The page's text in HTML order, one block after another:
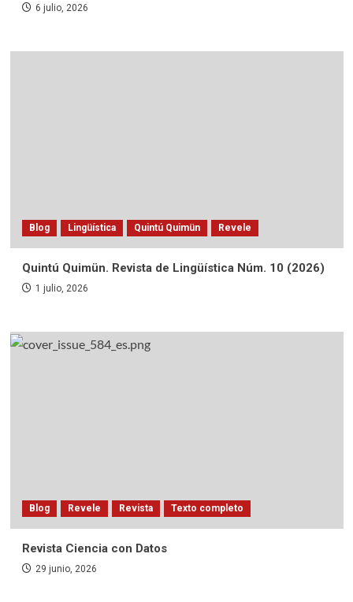
6 julio, 2026
Blog Lingüística Quintú Quimün Revele
Quintú Quimün. Revista de Lingüística Núm. 10 (2026)
1 julio, 2026
Blog Revele Revista Texto completo
Revista Ciencia con Datos
29 junio, 2026